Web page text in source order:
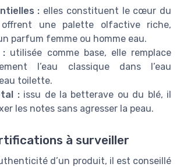
: elles constituent le cœur du
une palette olfactive riche,
parfum femme ou homme eau.
: utilisée comme base, elle remplace
l’eau classique dans l’eau
toilette.
:issu de la betterave ou du blé, il
les notes sans agresser la peau.
à surveiller
d’un produit, il est conseillé